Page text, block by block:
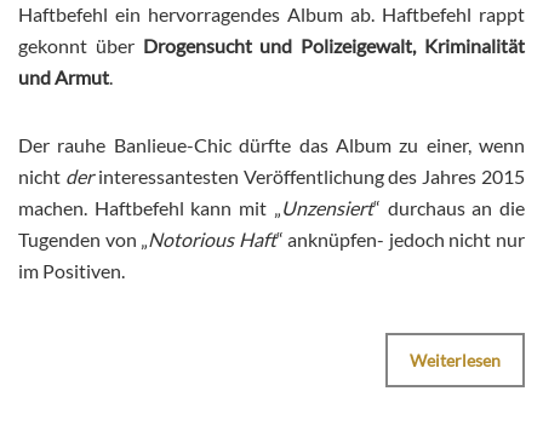
Haftbefehl ein hervorragendes Album ab. Haftbefehl rappt
gekonnt über Drogensucht und Polizeigewalt, Kriminalität
und Armut
Der rauhe Banlieue-Chic dürfte das Album zu einer, wenn
nicht derinteressantesten Veröffentlichung des Jahres 2015
machen. Haftbefehl kann mit „
Unzensiert“ durchaus an die
Tugenden von „ Notorious Haft“ anknüpfen- jedoch nicht nur
im Positiven.
Weiterlesen